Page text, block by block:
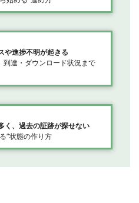
や進捗不明が起きる
到達・ダウンロード状況まで
く、過去の証跡が探せない
”状態の作り方